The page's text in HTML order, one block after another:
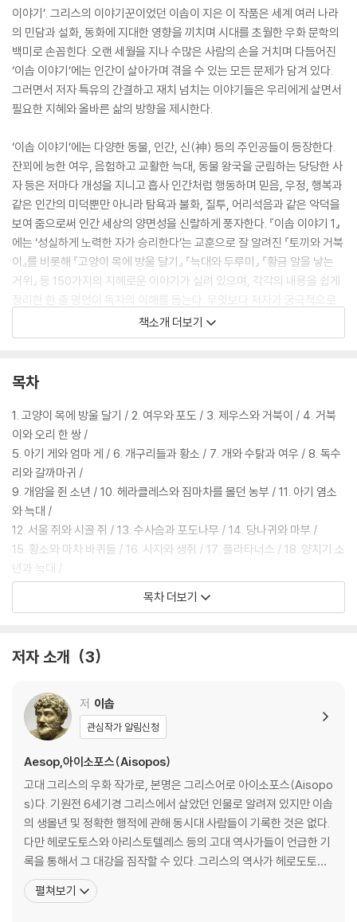
이야기’. 그리스의 이야기꾼이었던 이솝이 지은 이 작품은 세계 여러 나라
의 민담과 설화, 동화에 지대한 영향을 끼치며 시대를 초월한 우화 문학의
백미로 손꼽힌다. 오랜 세월을 지나 수많은 사람의 손을 거치며 다듬어진
‘이솝 이야기’에는 인간이 살아가며 겪을 수 있는 모든 문제가 담겨 있다.
그러면서 저자 특유의 간결하고 재치 넘치는 이야기들은 우리에게 살면서
필요한 지혜와 올바른 삶의 방향을 제시한다.
‘이솝 이야기’에는 다양한 동물, 인간, 신(神) 등의 주인공들이 등장한다.
잔꾀에 능한 여우, 음험하고 교활한 늑대, 동물 왕국을 군림하는 당당한 사
자 등은 저마다 개성을 지니고 흡사 인간처럼 행동하며 믿음, 우정, 행복과
같은 인간의 미덕뿐만 아니라 탐욕과 불화, 질투, 어리석음과 같은 악덕을
보여 줌으로써 인간 세상의 양면성을 신랄하게 풍자한다. 『이솝 이야기 1』
에는 ‘성실하게 노력한 자가 승리한다’는 교훈으로 잘 알려진 『토끼와 거북
이』를 비롯해 『고양이 목에 방울 달기』 『늑대와 두루미』 『황금 알을 낳는
거위』 등 150가지의 지혜로운 이야기가 실려 있으며, 각각의 내용을 쉽게
정리한 한 줄 명언이 독자의 이해를 돕는다. 무엇보다 저자가 궁극적으로
전하고자 했던 도덕적인 교훈과 삶의 반짝이는 지혜가 고스란히 담겨 있
다. 이 책은 단순히 어린이 동화로 여겨지던 것에서 벗어나 올바른 삶을 제
“재미와 교훈을 넘어선 인간의 삶을 제대로 통찰한 책이다.” _아마존 리뷰
중에서
책소개 더보기
목차
1. 고양이 목에 방울 달기 / 2. 여우와 포도 / 3. 제우스와 거북이 / 4. 거북
이와 오리 한 쌍 /
5. 아기 게와 엄마 게 / 6. 개구리들과 황소 / 7. 개와 수탉과 여우 / 8. 독수
리와 갈까마귀 /
9. 개암을 쥔 소년 / 10. 헤라클레스와 짐마차를 몰던 농부 / 11. 아기 염소
와 늑대 /
12. 서울 쥐와 시골 쥐 / 13. 수사슴과 포도나무 / 14. 당나귀와 마부 /
15. 황소와 마차 바퀴들 / 16. 사자와 생쥐 / 17. 플라타너스 / 18. 양치기 소
년과 늑대 /
19. 늑대와 두루미 / 20. 농부와 황새 / 21. 양과 돼지 / 22. 두 여행자와 돈
27. 개미들과 베짱이 / 28. 아이들과 개구리들 / 29. 신상(神像) 옮기는
30. 까마귀와 백조 / 31. 두 마리의 염소 / 32. 소금 자루를 진 당나귀 /
33. 로도스에서 멀리뛰기 / 34. 수탉과 보석 / 35. 멧돼지와 여우 / 36. 당
나귀와 여우와 사자 /
37. 날짐승과 들짐승과 박쥐 / 38. 사자와 곰과 여우 / 39. 늑대와 어린 양
/ 40. 원숭이와 낙타 /
41. 토끼와 개구리들 / 42. 바닷가의 여행자 / 43. 늑대와 사자 / 44. 자신
의 모습을 감상하던 수사슴 /
45. 여우와 두루미 / 46. 공작 / 47. 생쥐와 황소 / 48. 늑대와 말라깽이
개 /
허영심 많은 갈까마귀 /
목차 더보기
저자 소개 3
저 이솝
관심작가 알림신청
Aesop,아이소포스(Aisopos)
고대 그리스의 우화 작가로, 본명은 그리스어로 아이소포스(Aisopo
s)다. 기원전 6세기경 그리스에서 살았던 인물로 알려져 있지만 이솝
의 생몰년 및 정확한 행적에 관해 동시대 사람들이 기록한 것은 없다.
다만 헤로도토스와 아리스토텔레스 등의 고대 역사가들이 언급한 기
록을 통해서 그 대강을 짐작할 수 있다. 그리스의 역사가 헤로도토스
에 의해 기원전 6세기 초반에 살았던 인물로 추정되었고, 아리스토텔
레스와 같은 고대 그리스 학자에 의해 현재의 터키 내륙 지방에 해당
펼쳐보기